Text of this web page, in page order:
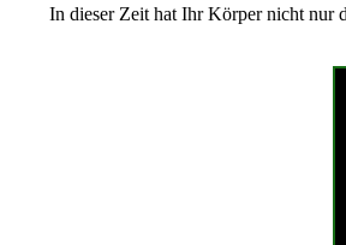
In dieser Zeit hat Ihr Körper nicht nur